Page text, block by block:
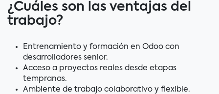
¿Cuáles son las ventajas del
trabajo?
Entrenamiento y formación en Odoo con
desarrolladores senior.
Acceso a proyectos reales desde etapas
tempranas.
Ambiente de trabajo colaborativo y flexible.